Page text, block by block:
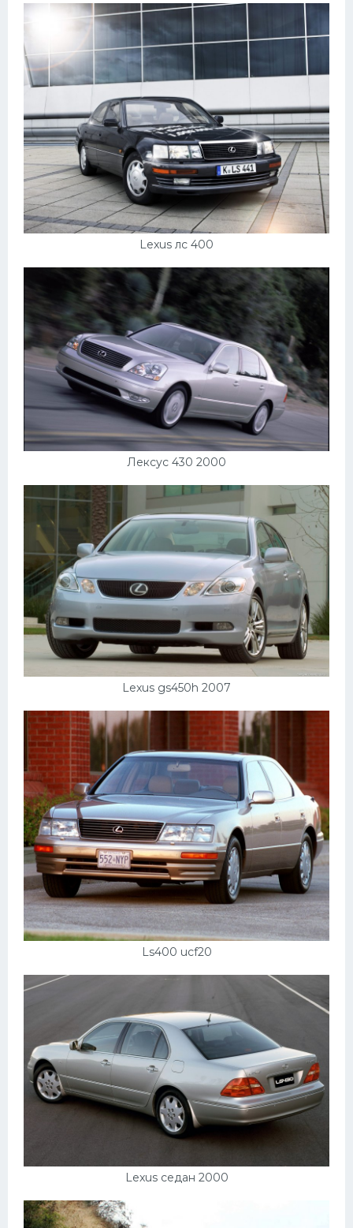
Lexus лс 400
Лексус 430 2000
Lexus gs450h 2007
Ls400 ucf20
Lexus седан 2000